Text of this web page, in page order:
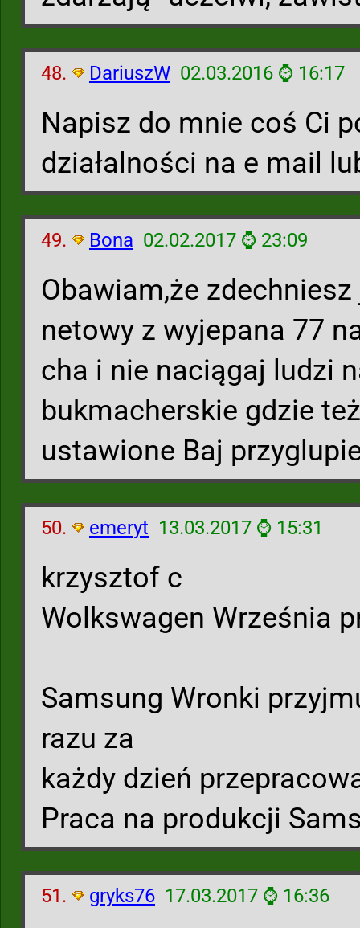
48. DariuszW 02.03.2016 ⌚ 16:17
Napisz do mnie coś Ci
działalności na e mail
49. Bona 02.02.2017 ⌚ 23:09
Obawiam,że
netowy z wyjepana 77
cha i nie naciągaj ludzi
bukmacherskie gdzie
ustawione Baj
50. emeryt 13.03.2017 ⌚ 15:31
krzysztof c
Wolkswagen Września
Samsung Wronki
razu za
każdy dzień
Praca na produkcji
51. gryks76 17.03.2017 ⌚ 16:36